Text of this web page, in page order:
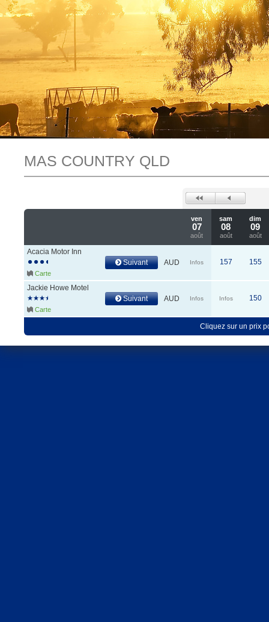
MAS COUNTRY QLD
ven
07
août
sam
08
août
dim
09
août
Acacia Motor Inn
Carte
Suivant AUD Infos 157 155
Jackie Howe Motel
Carte
Suivant AUD Infos Infos 150
Cliquez sur un prix